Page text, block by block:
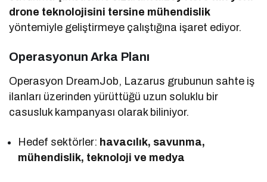
drone teknolojisini tersine mühendislik
yöntemiyle geliştirmeye çalıştığına işaret ediyor.
Operasyonun Arka Planı
Operasyon DreamJob, Lazarus grubunun sahte iş
ilanları üzerinden yürüttüğü uzun soluklu bir
casusluk kampanyası olarak biliniyor.
Hedef sektörler: havacılık, savunma,
mühendislik, teknoloji ve medya